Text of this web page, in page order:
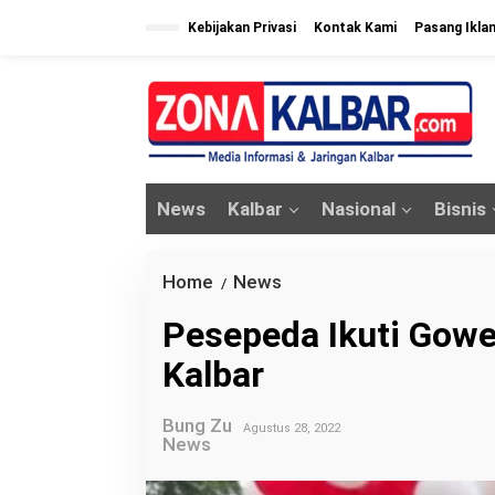
Kebijakan Privasi Kontak Kami Pasang Iklan
News Kalbar Nasional Bisnis
Home / News
s
e
a
Pesepeda Ikuti
Kalbar
Bung Zu Agustus 28, 2022
News